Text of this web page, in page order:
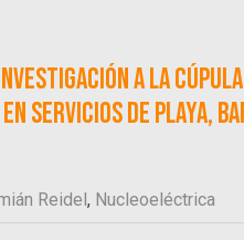
a la
servicios de playa,
Reidel, Nucleoeléctrica